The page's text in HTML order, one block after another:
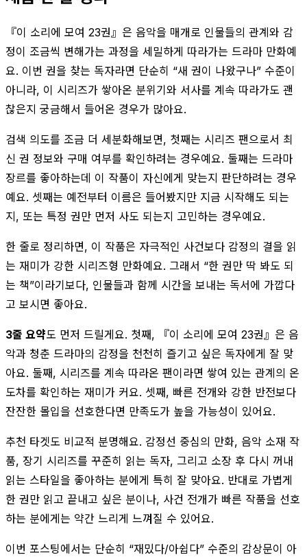
『이 소리에 모여 23권』은 음악을 매개로 인물들의 관계와 감
정이 조금씩 변해가는 과정을 세밀하게 따라가는 드라마 만화예
요. 이번 권을 찾는 독자라면 단순히 “새 권이 나왔구나” 수준이
아니라, 이 시리즈가 쌓아온 분위기와 서사를 계속 따라가도 괜
찮은지 궁금해서 들어온 경우가 많아요.
검색 의도를 조금 더 세분화해보면, 첫째는 시리즈 팬으로서 최
신 권 정보와 구매 여부를 확인하려는 경우예요. 둘째는 드라마
장르를 좋아하는데 이 작품이 자신에게 맞는지 판단하려는 경우
예요. 셋째는 예전부터 이름은 들어봤지만 지금 시작해도 되는
지, 또는 특정 권만 먼저 사도 되는지 고민하는 경우예요.
한 줄로 정리하면, 이 작품은 자극적인 사건보다 감정의 결을 읽
는 재미가 강한 시리즈형 만화예요. 그래서 “한 권만 딱 봐도 되
는 책”이라기보다, 인물들과 함께 시간을 보내는 독서에 가깝다
고 보시면 좋아요.
3줄 요약도 먼저 드릴게요. 첫째, 『이 소리에 모여 23권』은 음
악과 청춘 드라마의 감정을 천천히 즐기고 싶은 독자에게 잘 맞
아요. 둘째, 시리즈를 계속 따라온 팬이라면 쌓여 있는 관계의 온
도차를 확인하는 재미가 커요. 셋째, 빠른 전개와 강한 반전보다
잔잔한 몰입을 선호한다면 만족도가 높을 가능성이 있어요.
추천 타겟도 비교적 분명해요. 감정선 중심의 만화, 음악 소재 작
품, 장기 시리즈를 꾸준히 읽는 독자, 그리고 소장 후 다시 꺼내
읽는 스타일을 좋아하는 분에게 특히 잘 맞아요. 반대로 가볍게
한 권만 읽고 끝내고 싶은 분이나, 사건 전개가 빠른 작품을 선호
하는 분에게는 약간 느리게 느껴질 수 있어요.
이번 포스팅에서는 단순히 “재밌다/아쉽다” 수준의 감상문이 아